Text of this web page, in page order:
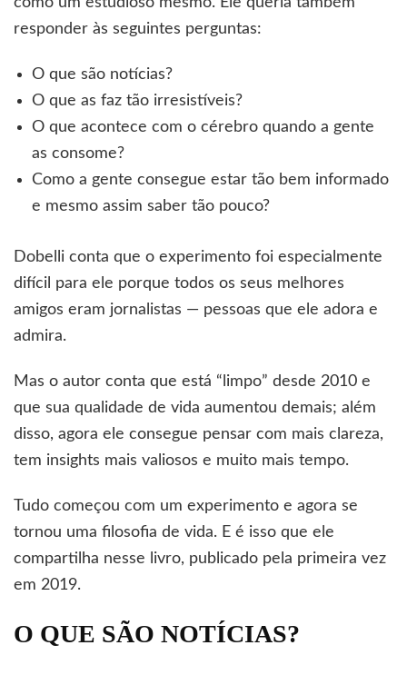
responder às seguintes perguntas:
O que são notícias?
O que as faz tão irresistíveis?
O que acontece com o cérebro quando a gente
as consome?
Como a gente consegue estar tão bem informado
e mesmo assim saber tão pouco?
Dobelli conta que o experimento foi especialmente
difícil para ele porque todos os seus melhores
amigos eram jornalistas — pessoas que ele adora e
admira.
Mas o autor conta que está “limpo” desde 2010 e
que sua qualidade de vida aumentou demais; além
disso, agora ele consegue pensar com mais clareza,
tem insights mais valiosos e muito mais tempo.
Tudo começou com um experimento e agora se
tornou uma filosofia de vida. E é isso que ele
compartilha nesse livro, publicado pela primeira vez
em 2019.
O QUE SÃO NOTÍCIAS?